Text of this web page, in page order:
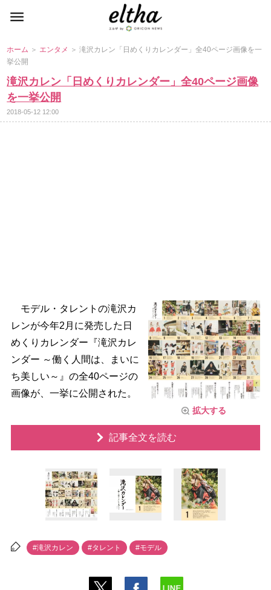
ホーム ＞ エンタメ ＞ 滝沢カレン「日めくりカレンダー」全40ページ画像を一
挙公開
滝沢カレン「日めくりカレンダー」全40ページ画像
を一挙公開
2018-05-12 12:00
拡大する
モデル・タレントの滝沢カ
レンが今年2月に発売した日
めくりカレンダー『滝沢カレ
ンダー ～働く人間は、まいに
ち美しい～』の全40ページの
画像が、一挙に公開された。
記事全文を読む
#滝沢カレン #タレント #モデル